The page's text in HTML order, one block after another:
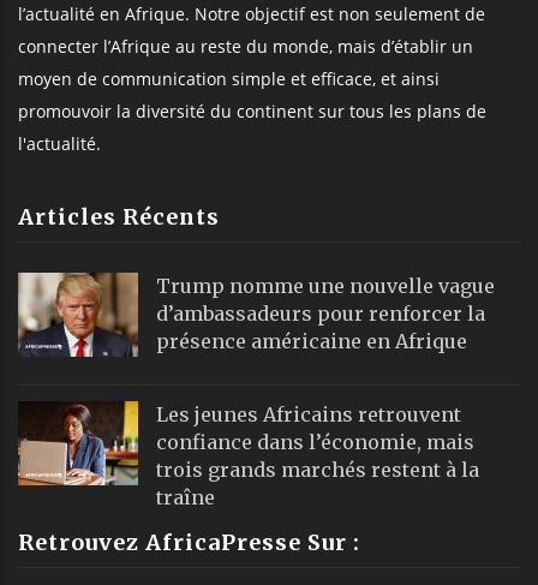
l’actualité en Afrique. Notre objectif est non seulement de
connecter l’Afrique au reste du monde, mais d’établir un
moyen de communication simple et efficace, et ainsi
promouvoir la diversité du continent sur tous les plans de
l'actualité.
Articles Récents
Trump nomme une nouvelle vague
d’ambassadeurs pour renforcer la
présence américaine en Afrique
Les jeunes Africains retrouvent
confiance dans l’économie, mais
trois grands marchés restent à la
traîne
Retrouvez AfricaPresse Sur :